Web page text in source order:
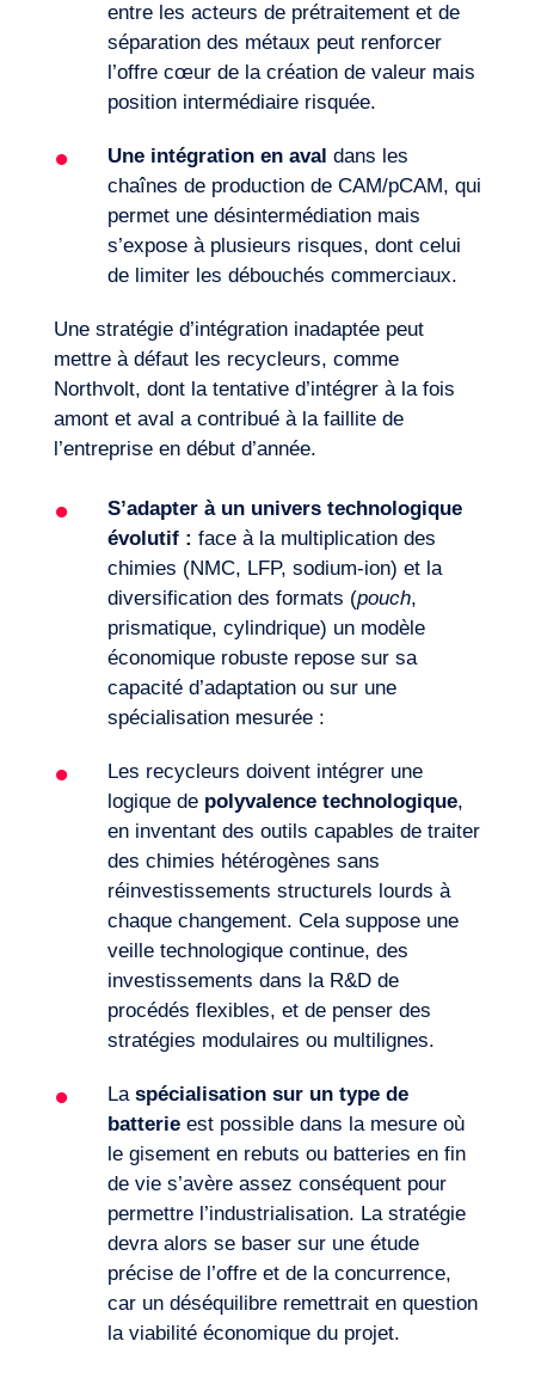
entre les acteurs de prétraitement et de
séparation des métaux peut renforcer
l’offre cœur de la création de valeur mais
position intermédiaire risquée.
Une intégration en aval dans les
chaînes de production de CAM/pCAM, qui
permet une désintermédiation mais
s’expose à plusieurs risques, dont celui
de limiter les débouchés commerciaux.
Une stratégie d’intégration inadaptée peut
mettre à défaut les recycleurs, comme
Northvolt, dont la tentative d’intégrer à la fois
amont et aval a contribué à la faillite de
l’entreprise en début d’année.
S’adapter à un univers technologique
évolutif: face à la multiplication des
chimies (NMC, LFP, sodium-ion) et la
diversification des formats (pouch,
prismatique, cylindrique) un modèle
économique robuste repose sur sa
capacité d’adaptation ou sur une
spécialisation mesurée :
Les recycleurs doivent intégrer une
logique de polyvalence technologique,
en inventant des outils capables de traiter
des chimies hétérogènes sans
réinvestissements structurels lourds à
chaque changement. Cela suppose une
veille technologique continue, des
investissements dans la R&D de
procédés flexibles, et de penser des
stratégies modulaires ou multilignes.
La spécialisation sur un type de
batterieest possible dans la mesure où
le gisement en rebuts ou batteries en fin
de vie s’avère assez conséquent pour
permettre l’industrialisation. La stratégie
devra alors se baser sur une étude
précise de l’offre et de la concurrence,
car un déséquilibre remettrait en question
la viabilité économique du projet.